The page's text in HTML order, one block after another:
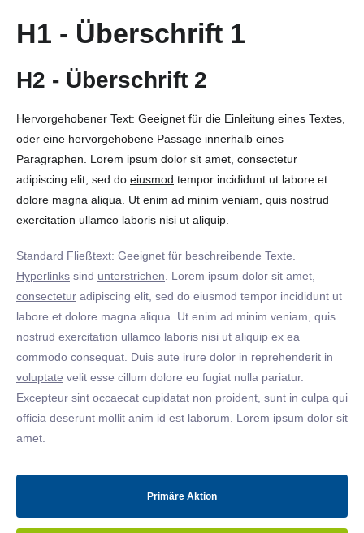
H1 - Überschrift 1
H2 - Überschrift 2
Hervorgehobener Text: Geeignet für die Einleitung eines Textes,
oder eine hervorgehobene Passage innerhalb eines
Paragraphen. Lorem ipsum dolor sit amet, consectetur
adipiscing elit, sed do eiusmod tempor incididunt ut labore et
dolore magna aliqua. Ut enim ad minim veniam, quis nostrud
exercitation ullamco laboris nisi ut aliquip.
Standard Fließtext: Geeignet für beschreibende Texte.
Hyperlinks sind unterstrichen . Lorem ipsum dolor sit amet,
consectetur adipiscing elit, sed do eiusmod tempor incididunt ut
labore et dolore magna aliqua. Ut enim ad minim veniam, quis
nostrud exercitation ullamco laboris nisi ut aliquip ex ea
commodo consequat. Duis aute irure dolor in reprehenderit in
voluptate velit esse cillum dolore eu fugiat nulla pariatur.
Excepteur sint occaecat cupidatat non proident, sunt in culpa qui
officia deserunt mollit anim id est laborum. Lorem ipsum dolor sit
amet.
Primäre Aktion